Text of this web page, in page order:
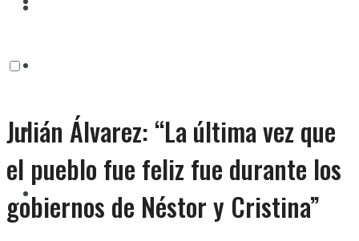
Lanús
Julián Álvarez: “La última vez que
el pueblo fue feliz fue durante los
gobiernos de Néstor y Cristina”